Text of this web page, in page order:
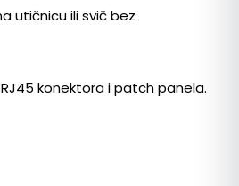
utičnicu ili svič bez
konektora i patch panela.